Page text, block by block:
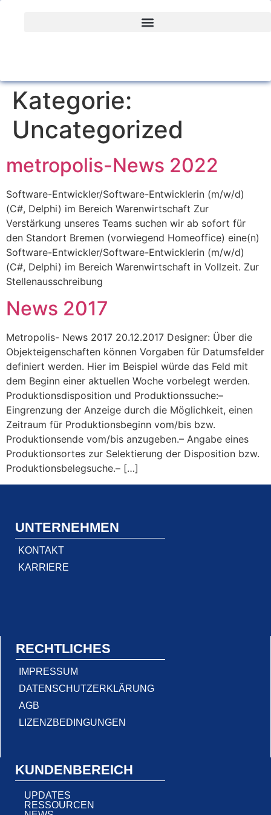
Kategorie:
Uncategorized
metropolis-News 2022
Software-Entwickler/Software-Entwicklerin (m/w/d)
(C#, Delphi) im Bereich Warenwirtschaft Zur
Verstärkung unseres Teams suchen wir ab sofort für
den Standort Bremen (vorwiegend Homeoffice) eine(n)
Software-Entwickler/Software-Entwicklerin (m/w/d)
(C#, Delphi) im Bereich Warenwirtschaft in Vollzeit. Zur
Stellenausschreibung
News 2017
Metropolis- News 2017 20.12.2017 Designer: Über die
Objekteigenschaften können Vorgaben für Datumsfelder
definiert werden. Hier im Beispiel würde das Feld mit
dem Beginn einer aktuellen Woche vorbelegt werden.
Produktionsdisposition und Produktionssuche:–
Eingrenzung der Anzeige durch die Möglichkeit, einen
Zeitraum für Produktionsbeginn vom/bis bzw.
Produktionsende vom/bis anzugeben.– Angabe eines
Produktionsortes zur Selektierung der Disposition bzw.
Produktionsbelegsuche.– […]
UNTERNEHMEN
KONTAKT
KARRIERE
RECHTLICHES
IMPRESSUM
DATENSCHUTZERKLÄRUNG
AGB
LIZENZBEDINGUNGEN
KUNDENBEREICH
UPDATES
RESSOURCEN